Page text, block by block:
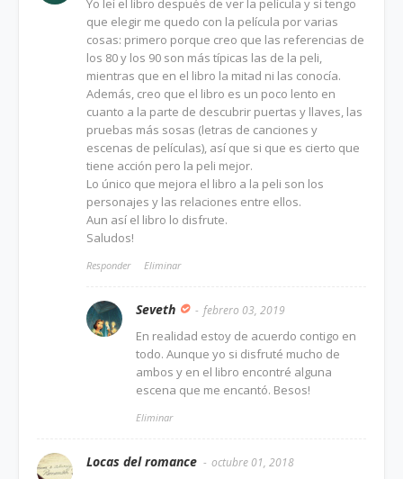
Yo leí el libro después de ver la película y si tengo
que elegir me quedo con la película por varias
cosas: primero porque creo que las referencias de
los 80 y los 90 son más típicas las de la peli,
mientras que en el libro la mitad ni las conocía.
Además, creo que el libro es un poco lento en
cuanto a la parte de descubrir puertas y llaves, las
pruebas más sosas (letras de canciones y
escenas de películas), así que si que es cierto que
tiene acción pero la peli mejor.
Lo único que mejora el libro a la peli son los
personajes y las relaciones entre ellos.
Aun así el libro lo disfrute.
Saludos!
Responder Eliminar
Seveth febrero 03, 2019
En realidad estoy de acuerdo contigo en
todo. Aunque yo si disfruté mucho de
ambos y en el libro encontré alguna
escena que me encantó. Besos!
Eliminar
Locas del romance octubre 01, 2018